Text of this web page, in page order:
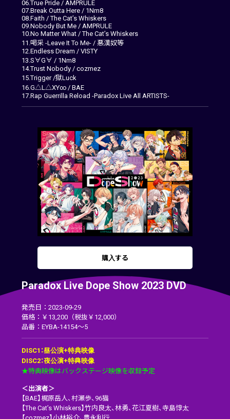
06.True Pride / AMPRULE
07.Break Outta Here / 1Nm8
08.Faith / The Cat’s Whiskers
09.Nobody But Me / AMPRULE
10.No Matter What / The Cat’s Whiskers
11.喝采 -Leave It To Me- / 悪漢奴等
12.Endless Dream / VISTY
13.S∀G∀ / 1Nm8
14.Trust Nobody / cozmez
15.Trigger /獄Luck
16.G△L△XY∞ / BAE
17.Rap Guerrilla Reload -Paradox Live All ARTISTS-
購入する
Paradox Live Dope Show 2023 DVD
発売日：2023-09-29
価格：￥13,200（税抜￥12,000）
品番：EYBA-14154～5
DISC1：昼公演+特典映像
DISC2：夜公演+特典映像
★特典映像はバックステージ映像を収録予定
＜出演者＞
【BAE】梶原岳人、村瀬歩、96猫
【The Cat’s Whiskers】竹内良太、林勇、花江夏樹、寺島惇太